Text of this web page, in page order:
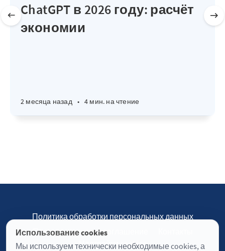
ChatGPT в 2026 году: расчёт
экономии
2 месяца назад • 4 мин. на чтение
Использование cookies
Мы используем технически необходимые cookies, а
Политика обработки персональных данных
Пользовательское соглашение
Настройки cookies